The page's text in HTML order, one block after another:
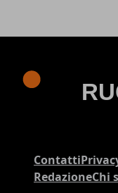
Contatti
RedazioneChi